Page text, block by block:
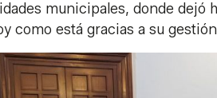
municipales, donde dejó
como está gracias a su